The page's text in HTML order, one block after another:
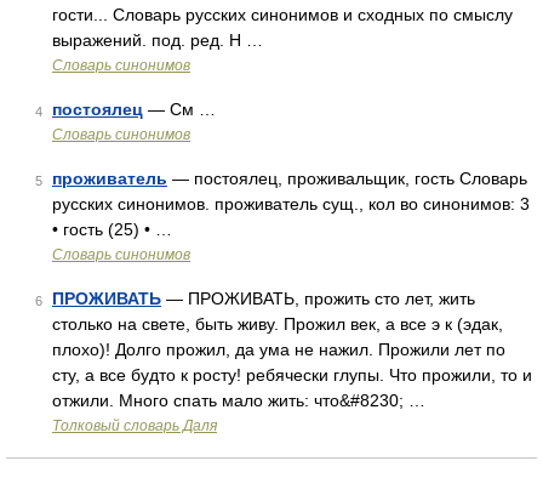
гости... Словарь русских синонимов и сходных по смыслу
выражений. под. ред. Н …
Словарь синонимов
4 постоялец — См …
Словарь синонимов
5 проживатель — постоялец, проживальщик, гость Словарь
русских синонимов. проживатель сущ., кол во синонимов: 3
• гость (25) • …
Словарь синонимов
6 ПРОЖИВАТЬ — ПРОЖИВАТЬ, прожить сто лет, жить
столько на свете, быть живу. Прожил век, а все э к (эдак,
плохо)! Долго прожил, да ума не нажил. Прожили лет по
сту, а все будто к росту! ребячески глупы. Что прожили, то и
отжили. Много спать мало жить: что&#8230; …
Толковый словарь Даля